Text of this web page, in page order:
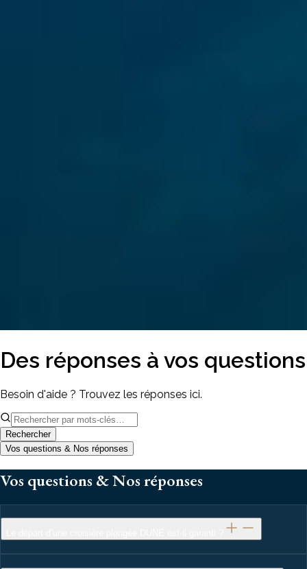
Des réponses à vos questions
Besoin d'aide ? Trouvez les réponses ici.
Rechercher
Vos questions & Nos réponses
Vos questions & Nos réponses